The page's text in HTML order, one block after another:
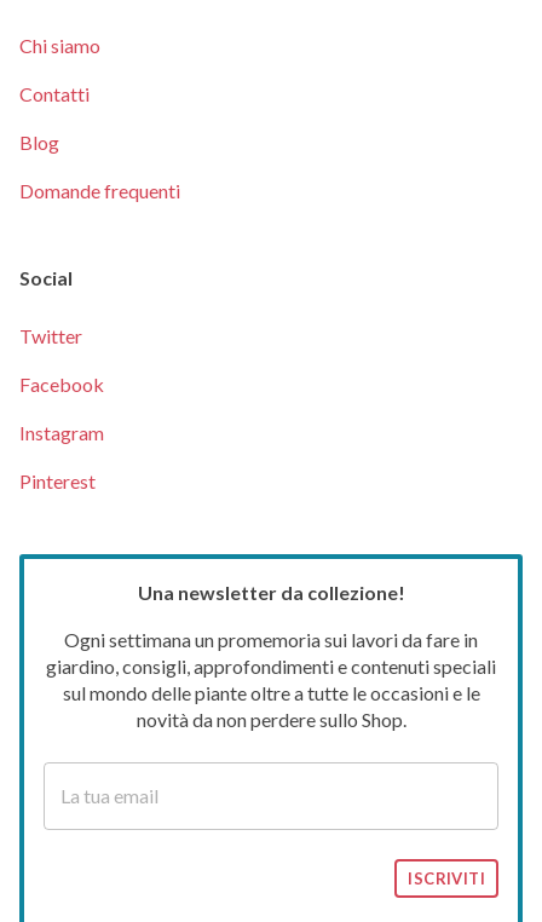
Chi siamo
Contatti
Blog
Domande frequenti
Social
Twitter
Facebook
Instagram
Pinterest
Una newsletter da collezione!
Ogni settimana un promemoria sui lavori da fare in
giardino, consigli, approfondimenti e contenuti speciali
sul mondo delle piante oltre a tutte le occasioni e le
novità da non perdere sullo Shop.
ISCRIVITI